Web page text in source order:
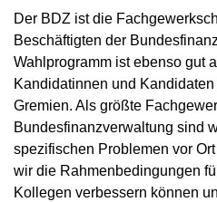
Der BDZ ist die
Beschäftigten der
Wahlprogramm ist ebenso gut
Kandidatinnen und
Gremien. Als größte
Bundesfinanzverwaltung sind
spezifischen Problemen vor
wir die Rahmenbedingungen
Kollegen verbessern können